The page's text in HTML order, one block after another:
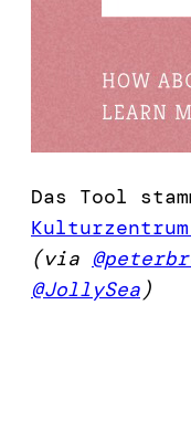
Das Tool
(via
@JollySea )